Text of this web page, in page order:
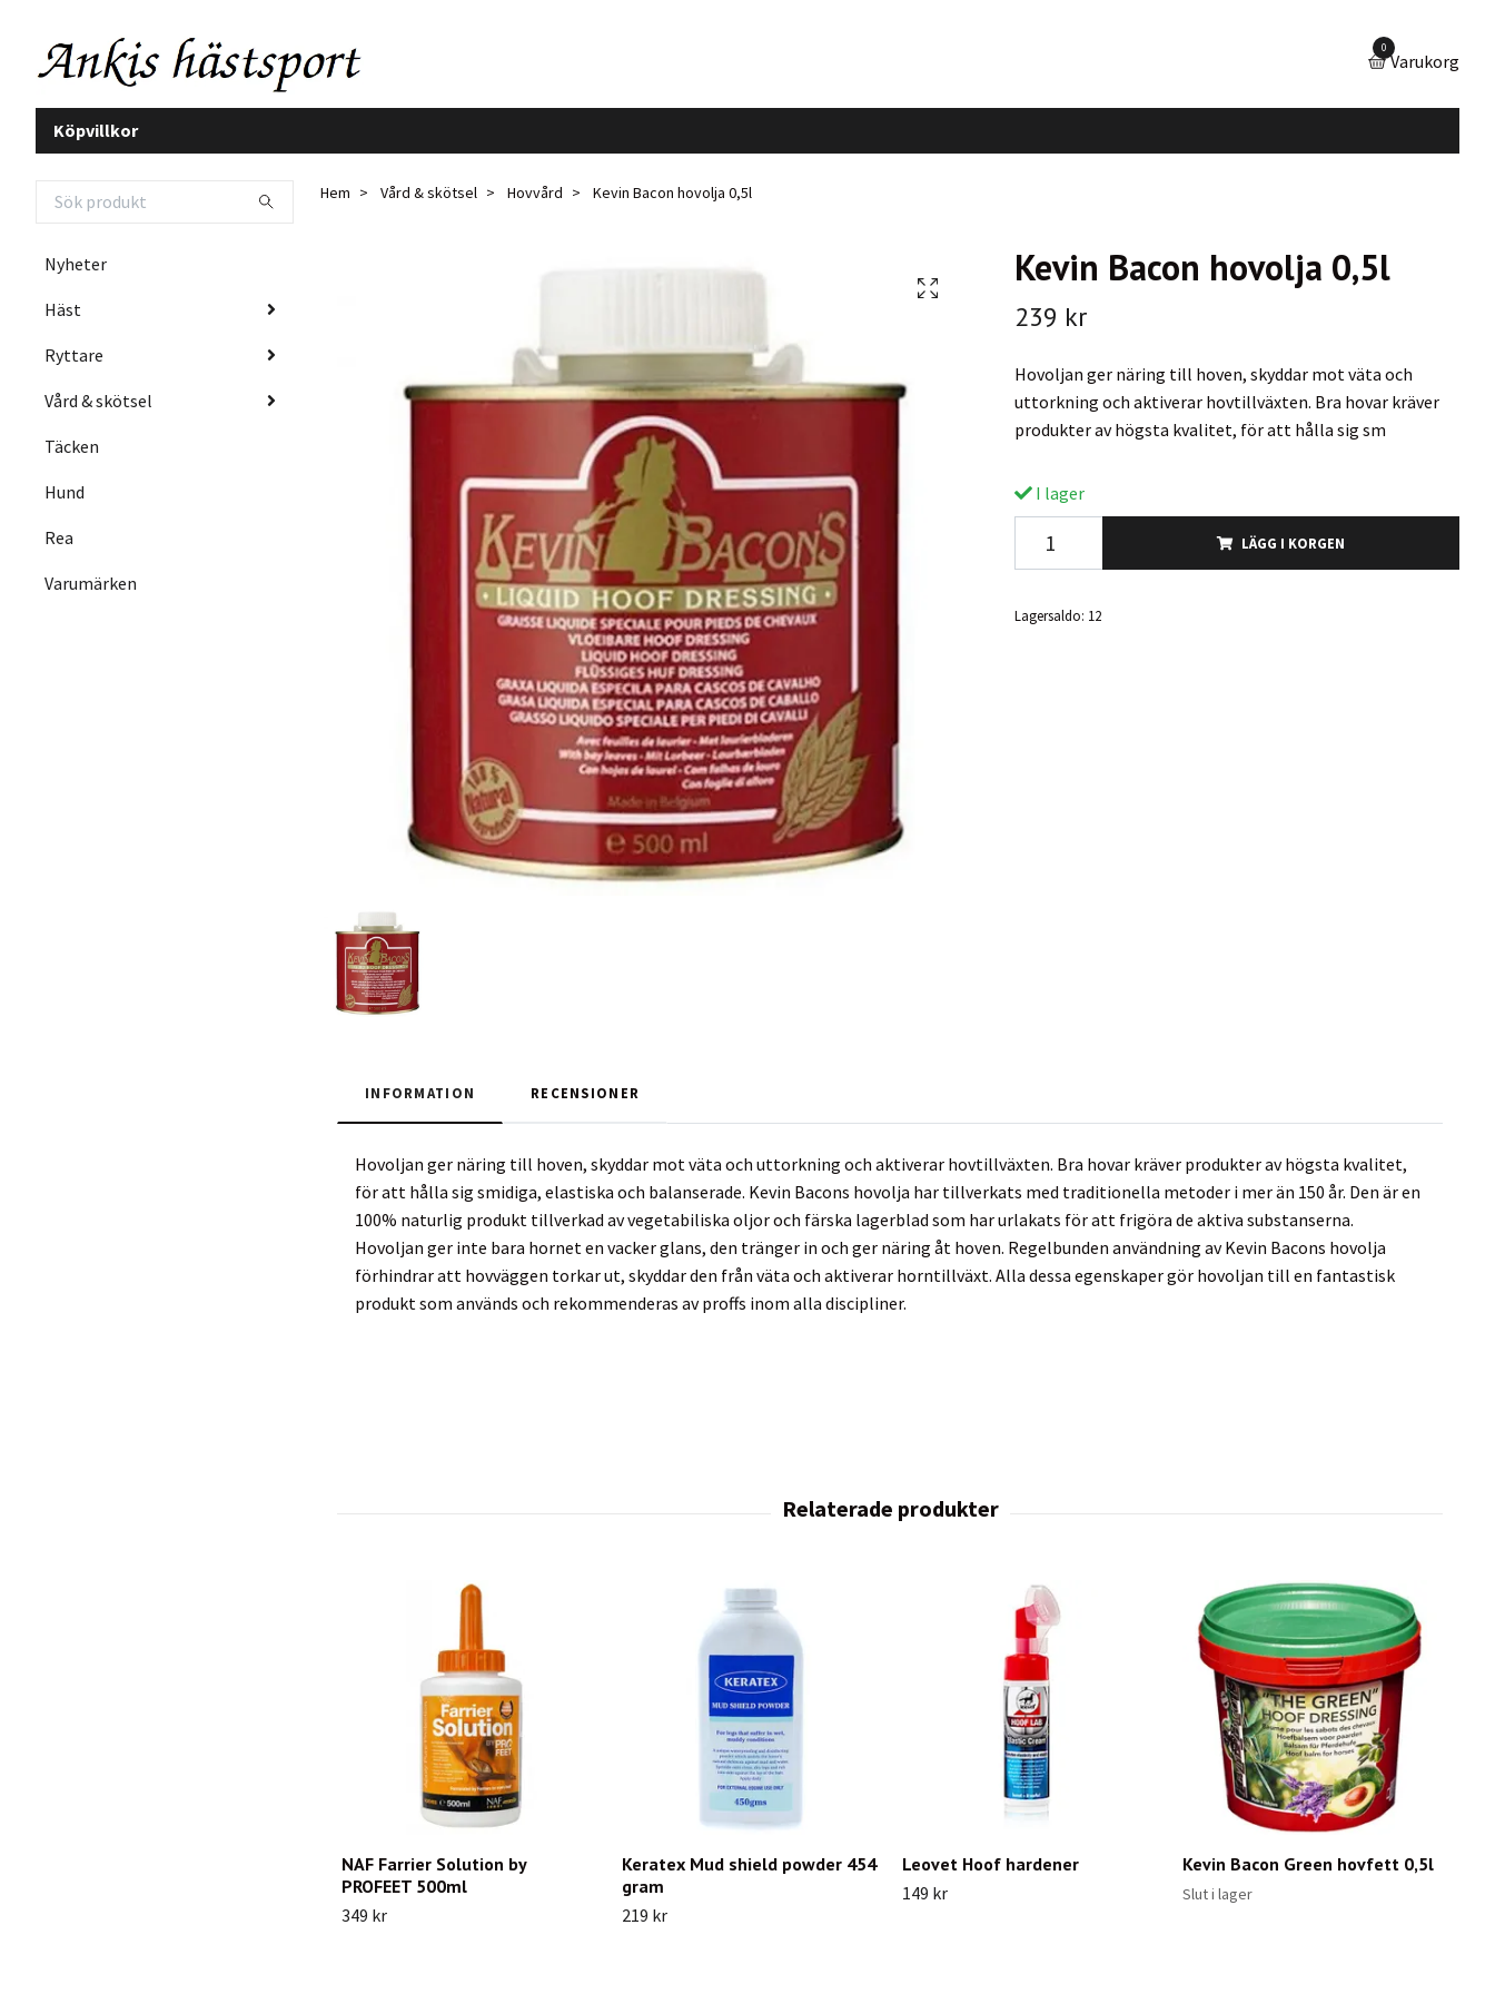
0
Varukorg
Köpvillkor
Nyheter
Häst
Ryttare
Vård & skötsel
Täcken
Hund
Rea
Varumärken
Hem Vård & skötsel Hovvård Kevin Bacon hovolja 0,5l
Kevin Bacon hovolja 0,5l
239 kr
Hovoljan ger näring till hoven, skyddar mot väta och
uttorkning och aktiverar hovtillväxten. Bra hovar kräver
produkter av högsta kvalitet, för att hålla sig sm
I lager
LÄGG I KORGEN
Lagersaldo: 12
INFORMATION RECENSIONER
Hovoljan ger näring till hoven, skyddar mot väta och uttorkning och aktiverar hovtillväxten. Bra hovar kräver produkter av högsta kvalitet,
för att hålla sig smidiga, elastiska och balanserade. Kevin Bacons hovolja har tillverkats med traditionella metoder i mer än 150 år. Den är en
100% naturlig produkt tillverkad av vegetabiliska oljor och färska lagerblad som har urlakats för att frigöra de aktiva substanserna.
Hovoljan ger inte bara hornet en vacker glans, den tränger in och ger näring åt hoven. Regelbunden användning av Kevin Bacons hovolja
förhindrar att hovväggen torkar ut, skyddar den från väta och aktiverar horntillväxt. Alla dessa egenskaper gör hovoljan till en fantastisk
produkt som används och rekommenderas av proffs inom alla discipliner.
NAF Farrier Solution by
PROFEET 500ml
349 kr
Keratex Mud shield powder 454
gram
219 kr
Leovet Hoof hardener
149 kr
Kevin Bacon Green hovfett 0,5l
Slut i lager